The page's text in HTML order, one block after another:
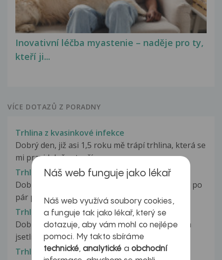
Inovativní léčba myastenie – naděje pro ty,
kteří ji...
VÍCE DOTAZŮ Z PORADNY
Trhlina z kvasinkové infekce
Dobrý den, již asi 1,5 roku mě trápí trhlina, která se
mi pravidelně vytvoří...
Trhlinka
Dobrý den, je mi 17 a dnes jsem měl poprví sex, po
pár pozicích mi slečna chvíli...
Trhlinka konečníku
Dobry den, mám problém s konečníkem. Nevím
jsetli je to hemeroid nebo řítní...
Trhlinka konečníku
Náš web funguje jako lékař
Náš web využívá soubory cookies,
a funguje tak jako lékař, který se
dotazuje, aby vám mohl co nejlépe
pomoci. My takto sbíráme
technické,analytické a obchodní